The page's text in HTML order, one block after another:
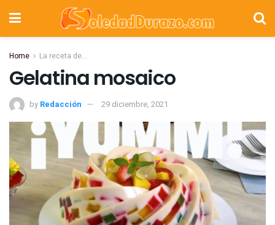
Home La receta de...
Gelatina mosaico
by Redacción 29 diciembre, 2021